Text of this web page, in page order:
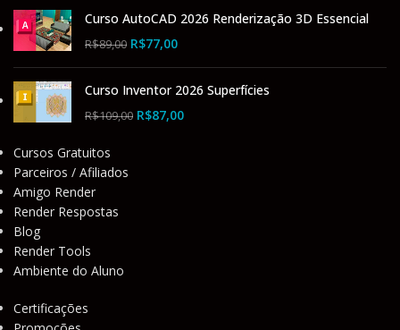
Curso AutoCAD 2026 Renderização 3D Essencial
R$89,00 R$77,00
Curso Inventor 2026 Superfícies
R$109,00 R$87,00
Cursos Gratuitos
Parceiros / Afiliados
Amigo Render
Render Respostas
Blog
Render Tools
Ambiente do Aluno
Certificações